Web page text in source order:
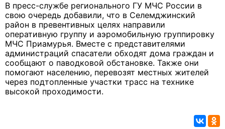
В пресс-службе регионального ГУ МЧС России в
свою очередь добавили, что в Селемджинский
район в превентивных целях направили
оперативную группу и аэромобильную группировку
МЧС Приамурья. Вместе с представителями
администраций спасатели обходят дома граждан и
сообщают о паводковой обстановке. Также они
помогают населению, перевозят местных жителей
через подтопленные участки трасс на технике
высокой проходимости.